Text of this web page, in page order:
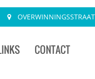
CONTACT